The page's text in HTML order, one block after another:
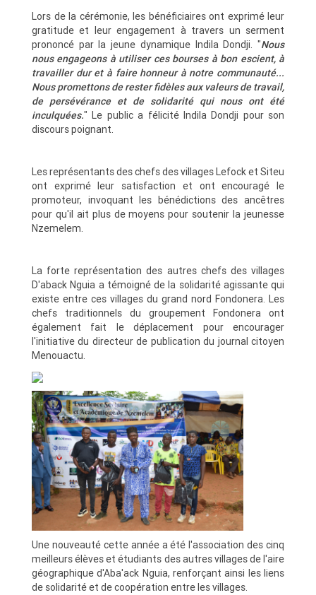
Lors de la cérémonie, les bénéficiaires ont exprimé leur
gratitude et leur engagement à travers un serment
prononcé par la jeune dynamique Indila Dondji. "Nous
nous engageons à utiliser ces bourses à bon escient, à
travailler dur et à faire honneur à notre communauté...
Nous promettons de rester fidèles aux valeurs de travail,
de persévérance et de solidarité qui nous ont été
inculquées." Le public a félicité Indila Dondji pour son
discours poignant.
Les représentants des chefs des villages Lefock et Siteu
ont exprimé leur satisfaction et ont encouragé le
promoteur, invoquant les bénédictions des ancêtres
pour qu'il ait plus de moyens pour soutenir la jeunesse
Nzemelem.
La forte représentation des autres chefs des villages
D'aback Nguia a témoigné de la solidarité agissante qui
existe entre ces villages du grand nord Fondonera. Les
chefs traditionnels du groupement Fondonera ont
également fait le déplacement pour encourager
l'initiative du directeur de publication du journal citoyen
Menouactu.
Une nouveauté cette année a été l'association des cinq
meilleurs élèves et étudiants des autres villages de l'aire
géographique d'Aba'ack Nguia, renforçant ainsi les liens
de solidarité et de coopération entre les villages.